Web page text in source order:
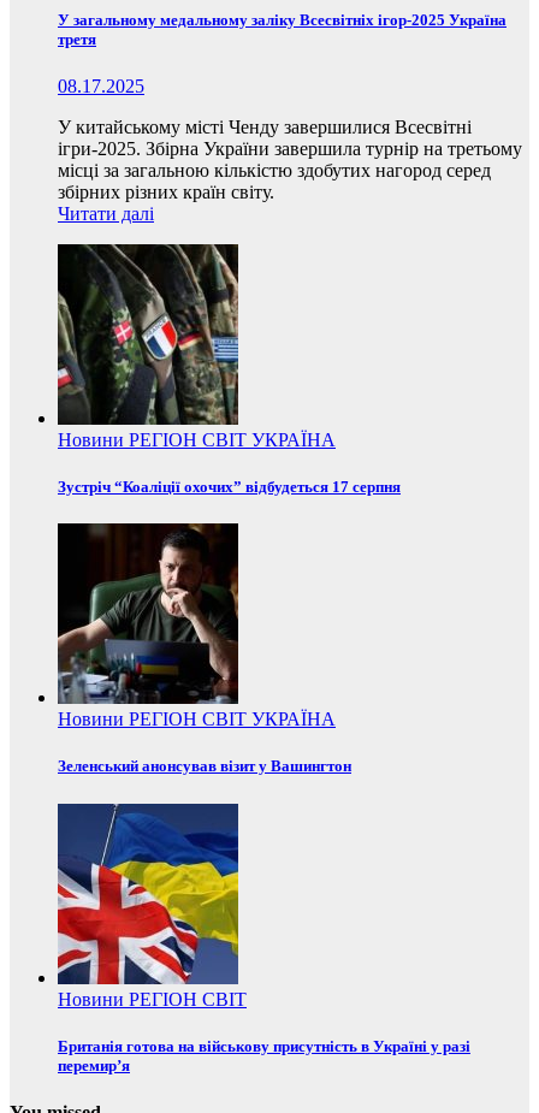
У загальному медальному заліку Всесвітніх ігор-2025 Україна
третя
08.17.2025
У китайському місті Ченду завершилися Всесвітні
ігри-2025. Збірна України завершила турнір на третьому
місці за загальною кількістю здобутих нагород серед
збірних різних країн світу.
Читати далі
Новини РЕГІОН СВІТ УКРАЇНА
Зустріч “Коаліції охочих” відбудеться 17 серпня
Новини РЕГІОН СВІТ УКРАЇНА
Зеленський анонсував візит у Вашингтон
Новини РЕГІОН СВІТ
Британія готова на військову присутність в Україні у разі
перемир’я